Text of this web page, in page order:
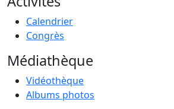
Calendrier
Congrès
Médiathèque
Vidéothèque
Albums photos